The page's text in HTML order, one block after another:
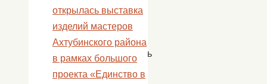
веков
считались
открылась выставка
изделий мастеров
Ахтубинского района
в рамках большого
проекта «Единство в